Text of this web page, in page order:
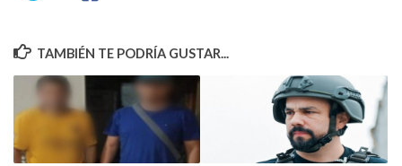
TAMBIÉN TE PODRÍA GUSTAR...